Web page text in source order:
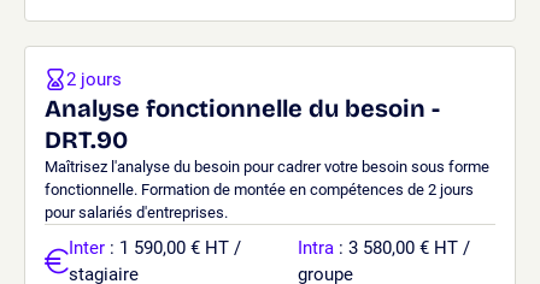
Analyse fonctionnelle du besoin -
DRT.90
Maîtrisez l'analyse du besoin pour cadrer votre besoin sous forme
fonctionnelle. Formation de montée en compétences de 2 jours
pour salariés d'entreprises.
2 jours
Inter : 1 590,00 € HT /
stagiaire
Intra : 3 580,00 € HT /
groupe